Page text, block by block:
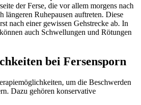
der Ferse, die vor allem morgens nach
längeren Ruhepausen auftreten. Diese
nach einer gewissen Gehstrecke ab. In
auch Schwellungen und Rötungen
bei Fersensporn
um die Beschwerden
Dazu gehören konservative